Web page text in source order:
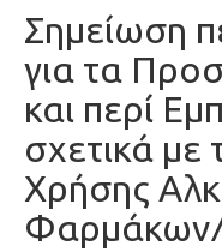
Σημείωση
για τα
και περί
σχετικά με
Χρήσης